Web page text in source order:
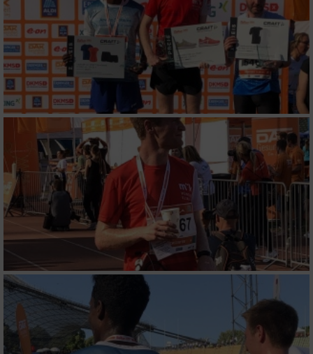
Performance
Funktional
Werbung